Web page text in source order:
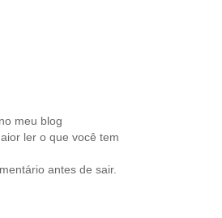
meu blog
ler o que você tem
antes de sair.